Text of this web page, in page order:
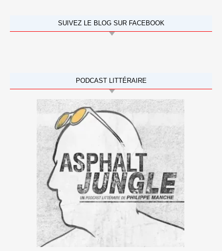
SUIVEZ LE BLOG SUR FACEBOOK
PODCAST LITTÉRAIRE